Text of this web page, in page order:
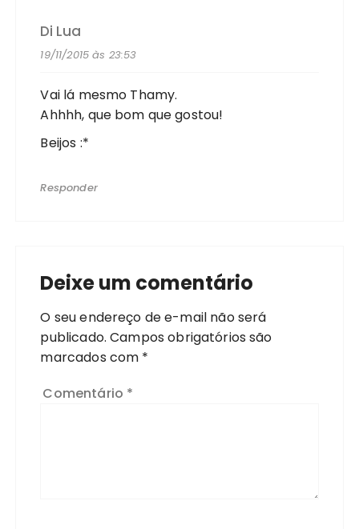
Di Lua
19/11/2015 às 23:53
Vai lá mesmo Thamy.
Ahhhh, que bom que gostou!
Beijos :*
Responder
Deixe um comentário
O seu endereço de e-mail não será
publicado. Campos obrigatórios são
marcados com *
Comentário *